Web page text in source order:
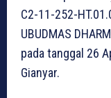
C2-11-252-
UBUDMAS
pada tanggal 26
Gianyar.